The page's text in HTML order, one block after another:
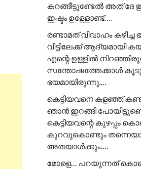
കറങ്ങീട്ടുണ്ടേൽ അത്
ഇഷ്ടം ഉള്ളോണ്ട്….
രണ്ടാമത് വിവാഹം കഴിച്ച
വീട്ടിലേക്ക് ആദ്യമായി
എന്റെ ഉള്ളിൽ
സന്തോഷത്തേക്കാൾ
ഭയമായിരുന്നു.…
കെട്ടിയവനെ കളഞ്ഞ്
ഞാൻ ഇറങ്ങി
കെട്ടിയവന്റെ കുഴപ്പം
കുറവുകൊണ്ടും
അതയാൾക്കും….
മോളെ… പറയുന്നത്